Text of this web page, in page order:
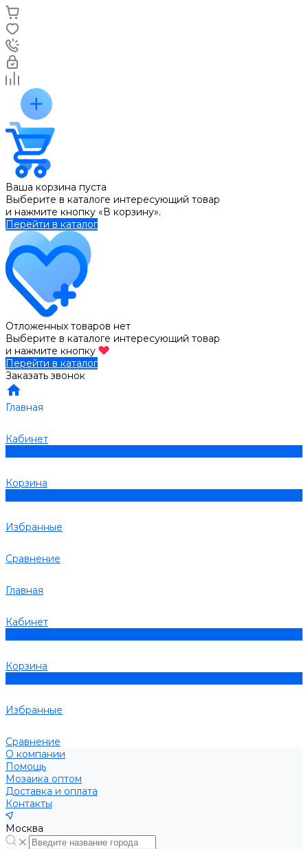
Ваша корзина пуста
Выберите в каталоге интересующий товар
и нажмите кнопку «В корзину».
Перейти в каталог
Отложенных товаров нет
Выберите в каталоге интересующий товар
и нажмите кнопку
Перейти в каталог
Заказать звонок
Главная
Кабинет
Корзина
Избранные
Сравнение
Главная
Кабинет
Корзина
Избранные
Сравнение
О компании
Помощь
Мозаика оптом
Доставка и оплата
Контакты
Москва